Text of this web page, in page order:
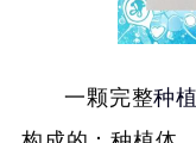
一颗完整种